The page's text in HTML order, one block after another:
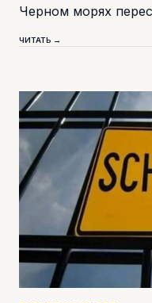
Черном морях
ЧИТАТЬ →